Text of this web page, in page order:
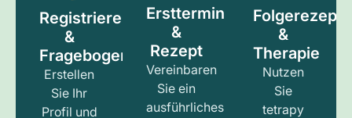
Registrieren
&
Fragebogen
Erstellen
Sie Ihr
Profil und
Ersttermin
&
Rezept
Vereinbaren
Sie ein
ausführliches
Folgerezept
&
Therapie
Nutzen
Sie
tetrapy